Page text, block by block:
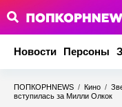
Новости Персоны
ПОПКОРНNEWS / Кино /
вступилась за Милли Олкок